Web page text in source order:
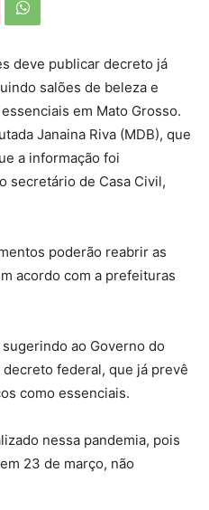
deve publicar decreto já
salões de beleza e
em Mato Grosso.
Janaina Riva (MDB), que
a informação foi
secretário de Casa Civil,
poderão reabrir as
acordo com a prefeituras
ao Governo do
federal, que já prevê
como essenciais.
nessa pandemia, pois
23 de março, não